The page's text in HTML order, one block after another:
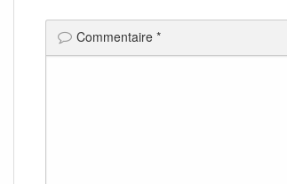
Commentaire *